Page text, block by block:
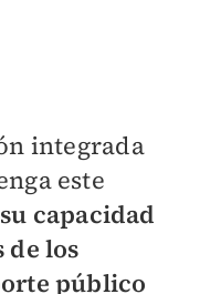
integrada
este
su capacidad
de los
público